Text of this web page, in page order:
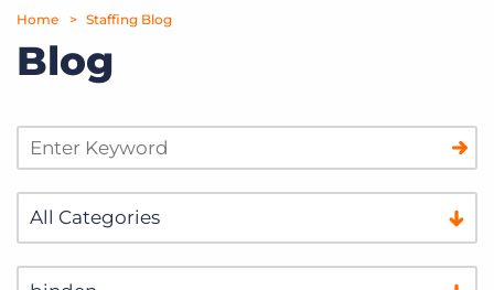
Producten
Prijzen
Marketplace
Over Ons
Home Staffing Blog
Blog